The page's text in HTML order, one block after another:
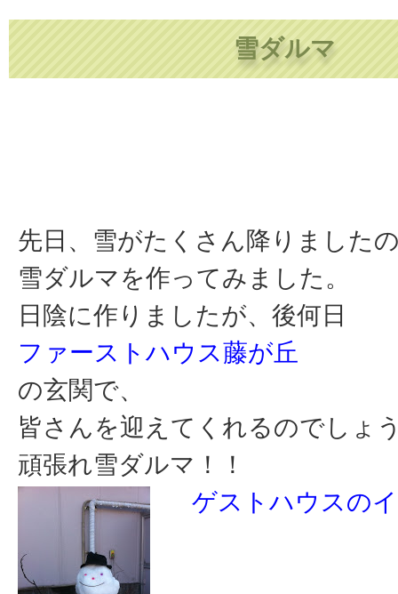
雪ダルマ
先日、雪がたくさん降りました
雪ダルマを作ってみました。
日陰に作りましたが、後何日
ファーストハウス藤が丘
の玄関で、
皆さんを迎えてくれるのでしょ
頑張れ雪ダルマ！！
ゲストハウスの